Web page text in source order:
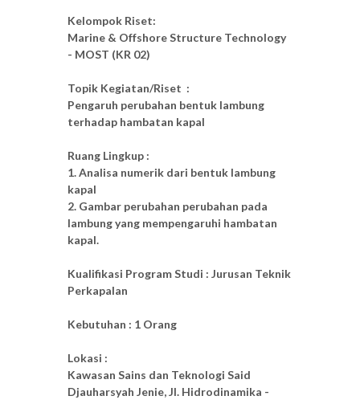
Kelompok Riset:
Marine & Offshore Structure Technology
- MOST (KR 02)
Topik Kegiatan/Riset :
Pengaruh perubahan bentuk lambung
terhadap hambatan kapal
Ruang Lingkup :
1. Analisa numerik dari bentuk lambung
kapal
2. Gambar perubahan perubahan pada
lambung yang mempengaruhi hambatan
kapal.
Kualifikasi Program Studi : Jurusan Teknik
Perkapalan
Kebutuhan : 1 Orang
Lokasi :
Kawasan Sains dan Teknologi Said
Djauharsyah Jenie, Jl. Hidrodinamika -